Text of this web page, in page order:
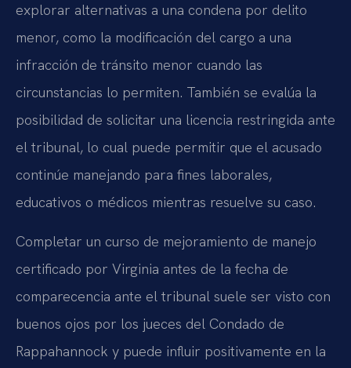
explorar alternativas a una condena por delito
menor, como la modificación del cargo a una
infracción de tránsito menor cuando las
circunstancias lo permiten. También se evalúa la
posibilidad de solicitar una licencia restringida ante
el tribunal, lo cual puede permitir que el acusado
continúe manejando para fines laborales,
educativos o médicos mientras resuelve su caso.
Completar un curso de mejoramiento de manejo
certificado por Virginia antes de la fecha de
comparecencia ante el tribunal suele ser visto con
buenos ojos por los jueces del Condado de
Rappahannock y puede influir positivamente en la